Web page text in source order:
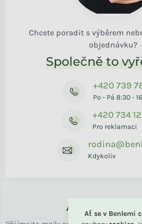
Ať se v Benlemi
Chcete poradit s výběrem
objednávku?
Společně to
+420 739
Po - Pá 8:30 -
+420 734
Pro reklamaci
Kdykoliv
Až k vám